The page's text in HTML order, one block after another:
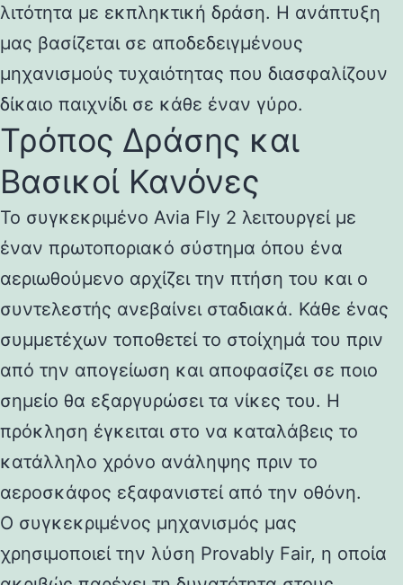
λιτότητα με εκπληκτική δράση. Η ανάπτυξη
μας βασίζεται σε αποδεδειγμένους
μηχανισμούς τυχαιότητας που διασφαλίζουν
δίκαιο παιχνίδι σε κάθε έναν γύρο.
Τρόπος Δράσης και
Βασικοί Κανόνες
Το συγκεκριμένο Avia Fly 2 λειτουργεί με
έναν πρωτοποριακό σύστημα όπου ένα
αεριωθούμενο αρχίζει την πτήση του και ο
συντελεστής ανεβαίνει σταδιακά. Κάθε ένας
συμμετέχων τοποθετεί το στοίχημά του πριν
από την απογείωση και αποφασίζει σε ποιο
σημείο θα εξαργυρώσει τα νίκες του. Η
πρόκληση έγκειται στο να καταλάβεις το
κατάλληλο χρόνο ανάληψης πριν το
αεροσκάφος εξαφανιστεί από την οθόνη.
Ο συγκεκριμένος μηχανισμός μας
χρησιμοποιεί την λύση Provably Fair, η οποία